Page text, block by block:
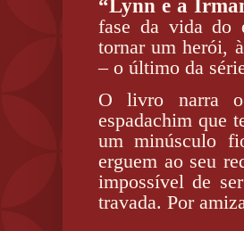
“Lynn e a
fase da vida do
tornar um herói,
– o último da
O livro narra
espadachim que
um minúsculo
erguem ao seu
impossível de
travada. Por